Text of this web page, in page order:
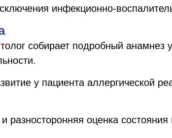
инфекционно-
собирает подробный анамнез
у пациента аллергической
оценка состояния